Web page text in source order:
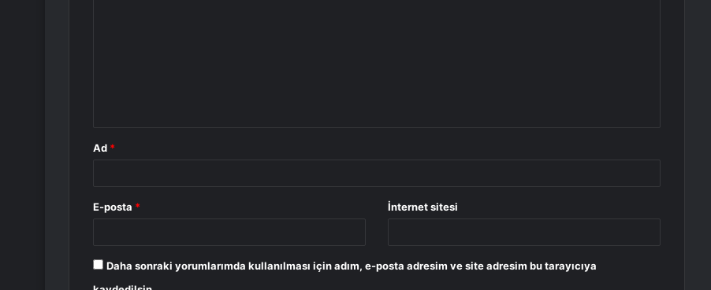
Ad *
E-posta * İnternet sitesi
Daha sonraki yorumlarımda kullanılması için adım, e-posta adresim ve site adresim bu tarayıcıya